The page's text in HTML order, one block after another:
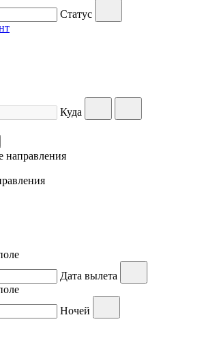
Статус
Куда
направления
Дата вылета
Ночей